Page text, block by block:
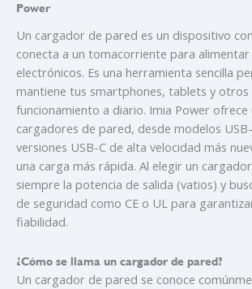
Power
Un cargador de pared es un dispositivo
conecta a un tomacorriente para alimentar
electrónicos. Es una herramienta sencilla
mantiene tus smartphones, tablets y otros
funcionamiento a diario. Imia Power ofrece
cargadores de pared, desde modelos
versiones USB-C de alta velocidad más
una carga más rápida. Al elegir un
siempre la potencia de salida (vatios) y
de seguridad como CE o UL para
fiabilidad.
¿Cómo se llama un cargador de pared?
Un cargador de pared se conoce